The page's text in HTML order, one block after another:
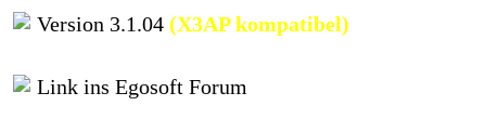
Version 3.1.04 (X3AP kompatibel)
Link ins Egosoft Forum